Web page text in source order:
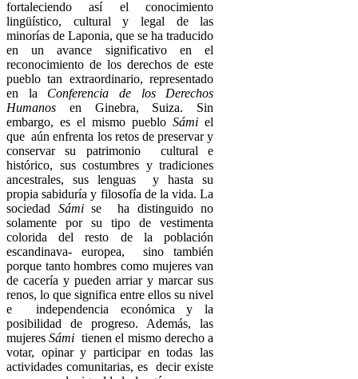
fortaleciendo así el conocimiento
lingüístico, cultural y legal de las
minorías de Laponia, que se ha traducido
en un avance significativo en el
reconocimiento de los derechos de este
pueblo tan extraordinario, representado
en la Conferencia de los Derechos
Humanos en Ginebra, Suiza. Sin
embargo, es el mismo puebloSámi el
que aún enfrenta los retos de preservar y
conservar su patrimonio cultural e
histórico, sus costumbres y tradiciones
ancestrales, sus lenguas y hasta su
propia sabiduría y filosofía de la vida. La
sociedad Sámise ha distinguido no
solamente por su tipo de vestimenta
colorida del resto de la población
escandinava- europea, sino también
porque tanto hombres como mujeres van
de cacería y pueden arriar y marcar sus
renos, lo que significa entre ellos su nivel
e independencia económica y la
posibilidad de progreso. Además, las
mujeresSámi tienen el mismo derecho a
votar, opinar y participar en todas las
actividades comunitarias, es decir existe